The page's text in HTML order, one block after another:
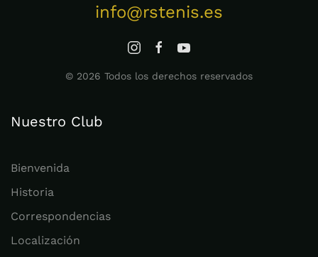
info@rstenis.es
© 2026 Todos los derechos reservados
Nuestro Club
Bienvenida
Historia
Correspondencias
Localización